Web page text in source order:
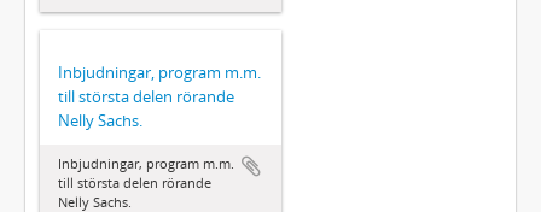
Inbjudningar, program m.m.
till största delen rörande
Nelly Sachs.
Inbjudningar, program m.m.
till största delen rörande
Nelly Sachs.